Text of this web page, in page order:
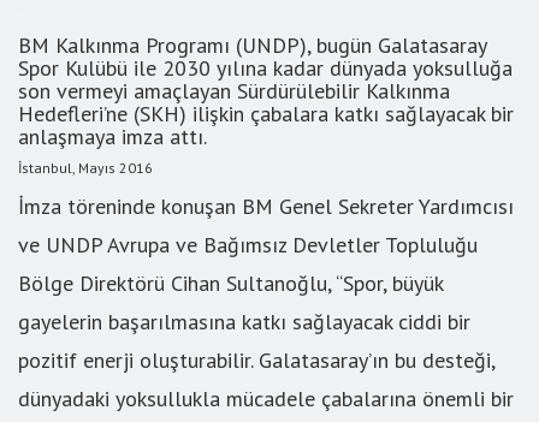
BM Kalkınma Programı (UNDP), bugün Galatasaray
Spor Kulübü ile 2030 yılına kadar dünyada yoksulluğa
son vermeyi amaçlayan Sürdürülebilir Kalkınma
Hedefleri’ne (SKH) ilişkin çabalara katkı sağlayacak bir
anlaşmaya imza attı.
İstanbul, Mayıs 2016
İmza töreninde konuşan BM Genel Sekreter Yardımcısı
ve UNDP Avrupa ve Bağımsız Devletler Topluluğu
Bölge Direktörü Cihan Sultanoğlu, “Spor, büyük
gayelerin başarılmasına katkı sağlayacak ciddi bir
pozitif enerji oluşturabilir. Galatasaray’ın bu desteği,
dünyadaki yoksullukla mücadele çabalarına önemli bir